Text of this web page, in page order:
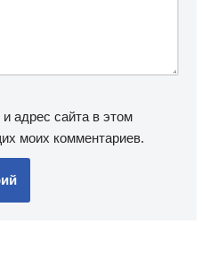
адрес сайта в этом
моих комментариев.